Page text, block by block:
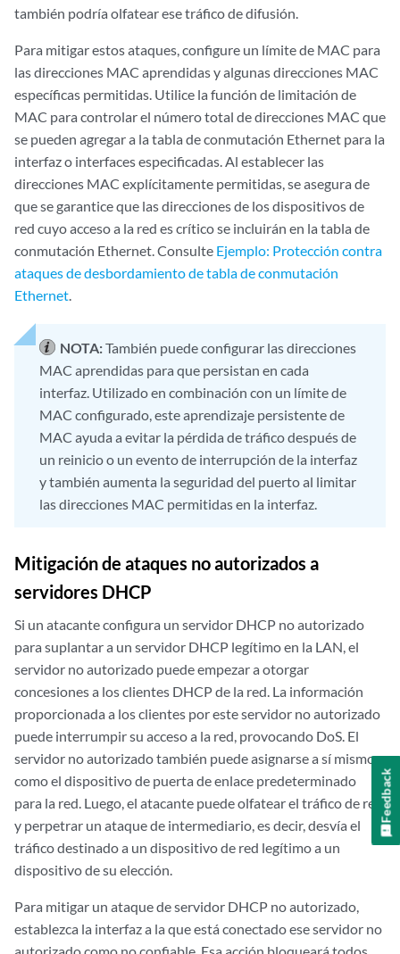
también podría olfatear ese tráfico de difusión.
Para mitigar estos ataques, configure un límite de MAC para
las direcciones MAC aprendidas y algunas direcciones MAC
específicas permitidas. Utilice la función de limitación de
MAC para controlar el número total de direcciones MAC que
se pueden agregar a la tabla de conmutación Ethernet para la
interfaz o interfaces especificadas. Al establecer las
direcciones MAC explícitamente permitidas, se asegura de
que se garantice que las direcciones de los dispositivos de
red cuyo acceso a la red es crítico se incluirán en la tabla de
conmutación Ethernet. Consulte Ejemplo: Protección contra
ataques de desbordamiento de tabla de conmutación
Ethernet
NOTA:También puede configurar las direcciones
MAC aprendidas para que persistan en cada
interfaz. Utilizado en combinación con un límite de
MAC configurado, este aprendizaje persistente de
MAC ayuda a evitar la pérdida de tráfico después de
un reinicio o un evento de interrupción de la interfaz
y también aumenta la seguridad del puerto al limitar
las direcciones MAC permitidas en la interfaz.
Mitigación de ataques no autorizados a
servidores DHCP
Si un atacante configura un servidor DHCP no autorizado
para suplantar a un servidor DHCP legítimo en la LAN, el
servidor no autorizado puede empezar a otorgar
concesiones a los clientes DHCP de la red. La información
proporcionada a los clientes por este servidor no autorizado
puede interrumpir su acceso a la red, provocando DoS. El
servidor no autorizado también puede asignarse a sí mismo
como el dispositivo de puerta de enlace predeterminado
para la red. Luego, el atacante puede olfatear el tráfico de red
y perpetrar un ataque de intermediario, es decir, desvía el
tráfico destinado a un dispositivo de red legítimo a un
dispositivo de su elección.
Para mitigar un ataque de servidor DHCP no autorizado,
establezca la interfaz a la que está conectado ese servidor no
autorizado como no confiable. Esa acción bloqueará todos
Feedback